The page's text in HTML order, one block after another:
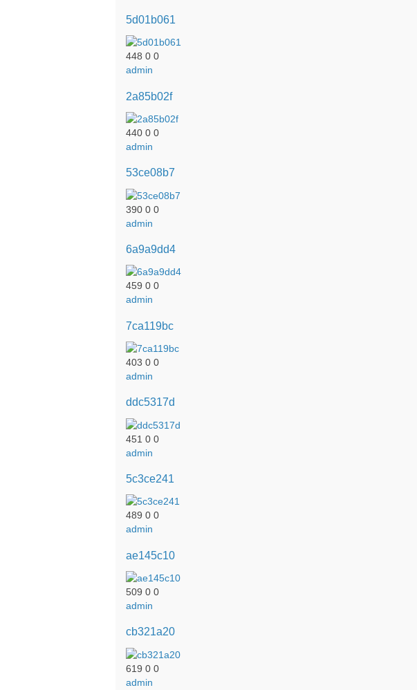
5d01b061
448 0 0
admin
2a85b02f
440 0 0
admin
53ce08b7
390 0 0
admin
6a9a9dd4
459 0 0
admin
7ca119bc
403 0 0
admin
ddc5317d
451 0 0
admin
5c3ce241
489 0 0
admin
ae145c10
509 0 0
admin
cb321a20
619 0 0
admin